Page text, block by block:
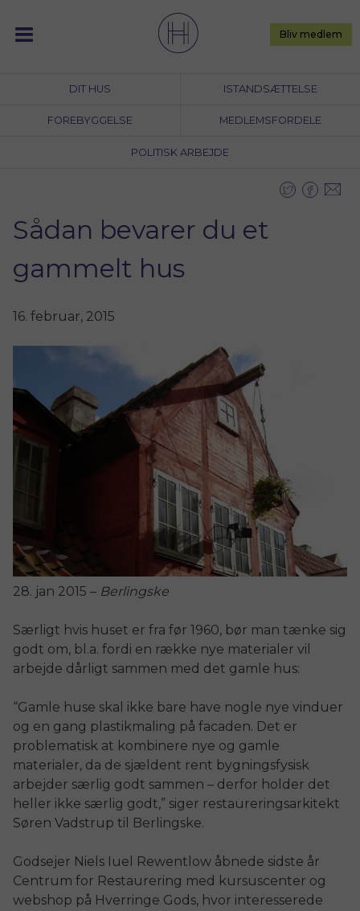
content
DIT HUS ISTANDSÆTTELSE
FOREBYGGELSE MEDLEMSFORDELE
POLITISK ARBEJDE
Bliv medlem
Sådan bevarer du et
gammelt hus
16. februar, 2015
28. jan 2015 – Berlingske
Særligt hvis huset er fra før 1960, bør man tænke sig
godt om, bl.a. fordi en række nye materialer vil
arbejde dårligt sammen med det gamle hus:
“Gamle huse skal ikke bare have nogle nye vinduer
og en gang plastikmaling på facaden. Det er
problematisk at kombinere nye og gamle
materialer, da de sjældent rent bygningsfysisk
arbejder særlig godt sammen – derfor holder det
heller ikke særlig godt,” siger restaureringsarkitekt
Søren Vadstrup til Berlingske.
Godsejer Niels Iuel Rewentlow åbnede sidste år
Centrum for Restaurering med kursuscenter og
webshop på Hverringe Gods, hvor interesserede